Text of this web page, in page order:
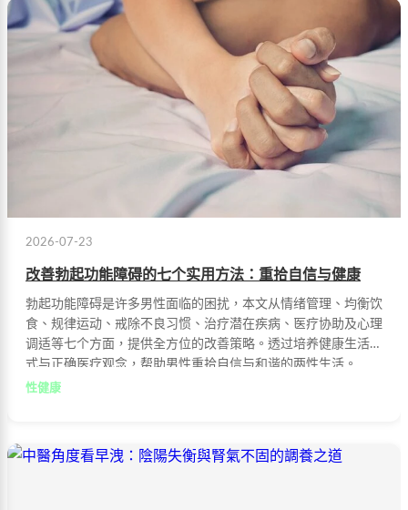
2026-07-23
改善勃起功能障碍的七个实用方法：重拾自信与健康
勃起功能障碍是许多男性面临的困扰，本文从情绪管理、均衡饮
食、规律运动、戒除不良习惯、治疗潜在疾病、医疗协助及心理
调适等七个方面，提供全方位的改善策略。透过培养健康生活方
式与正确医疗观念，帮助男性重拾自信与和谐的两性生活。
性健康